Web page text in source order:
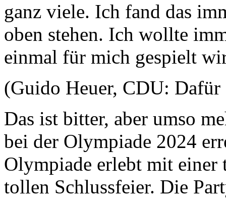
ganz viele. Ich fand das
oben stehen. Ich wollte
einmal für mich gespielt
(Guido Heuer, CDU: Dafür
Das ist bitter, aber umso
bei der Olympiade 2024
Olympiade erlebt mit
tollen Schlussfeier. Die